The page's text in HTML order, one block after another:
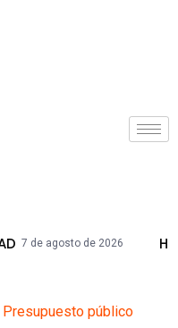
HIDRANDINA
Presupuesto público